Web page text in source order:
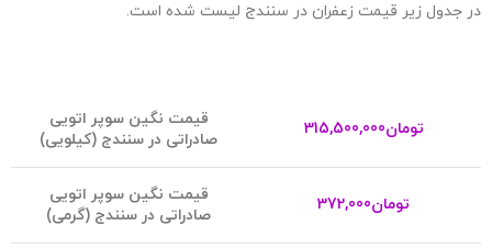
در جدول زیر قیمت زعفران در سنندج لیست شده است.
تومان315,500,000
قیمت نگین سوپر اتویی
صادراتی در سنندج (کیلویی)
تومان372,000
قیمت نگین سوپر اتویی
صادراتی در سنندج (گرمی)